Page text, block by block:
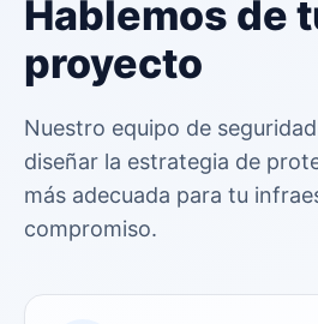
Hablemos de
proyecto
Nuestro equipo de
diseñar la estrategia de
más adecuada para tu
compromiso.